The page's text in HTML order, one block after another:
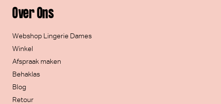
Over Ons
Webshop Lingerie Dames
Winkel
Afspraak maken
Behaklas
Blog
Retour